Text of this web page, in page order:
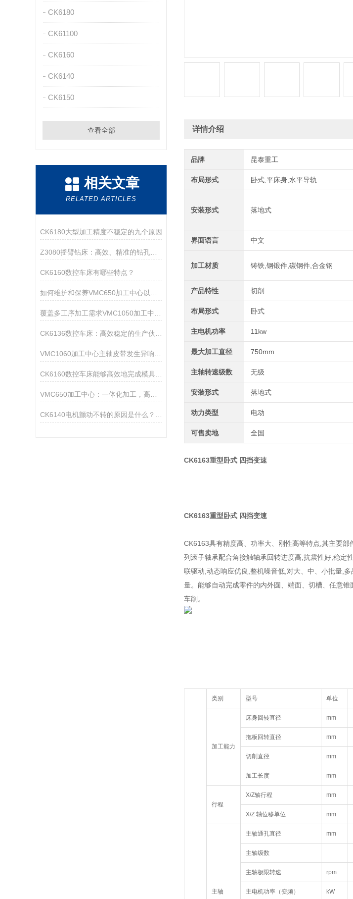
CK6180
CK61100
CK6160
CK6140
CK6150
查看全部
相关文章
RELATED ARTICLES
CK6180大型加工精度不稳定的九个原因
Z3080摇臂钻床：高效、精准的钻孔仪器
CK6160数控车床有哪些特点？
CK6160数控车床能够高效地完成模具的粗加工、半精加工和精加工
详情介绍
品牌 昆泰重工
布局形式 卧式,平床身,水平导轨
安装形式 落地式
界面语言 中文
加工材质 铸铁,钢锻件,碳钢件,合金钢
产品特性 切削
布局形式 卧式
主电机功率 11kw
最大加工直径 750mm
主轴转速级数 无级
安装形式 落地式
动力类型 电动
可售卖地 全国
CK6163重型卧式 四挡变速
CK6163重型卧式 四挡变速
CK6163具有精度高、功率大、刚性高等特点,其主要部
列滚子轴承配合角接触轴承回转进度高,抗震性好,稳定
联驱动,动态响应优良,整机噪音低,对大、中、小批量,
量。能够自动完成零件的内外圆、端面、切槽、任意
车削。
类别 型号 单位
加工能力
床身回转直径 mm
拖板回转直径 mm
切削直径 mm
加工长度 mm
行程
X/Z轴行程 mm
X/Z 轴位移单位 mm
主轴
主轴通孔直径 mm
主轴级数
主轴极限转速 rpm
主电机功率（变频） kW